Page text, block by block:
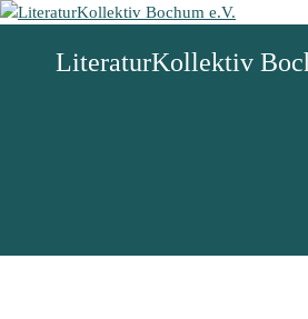
Z
p
LiteraturKollektiv